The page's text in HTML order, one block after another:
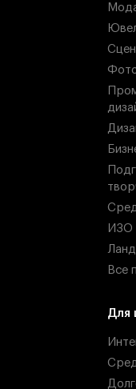
ИЗО
Все
Для